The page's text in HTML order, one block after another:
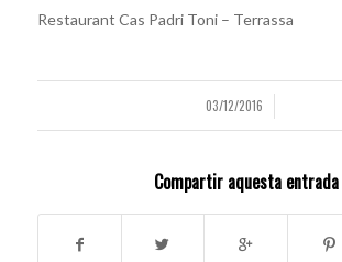
Restaurant Cas Padri Toni – Terrassa
03/12/2016
/
Compartir aquesta entrada